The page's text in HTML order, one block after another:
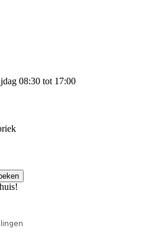
08:30 tot 17:00